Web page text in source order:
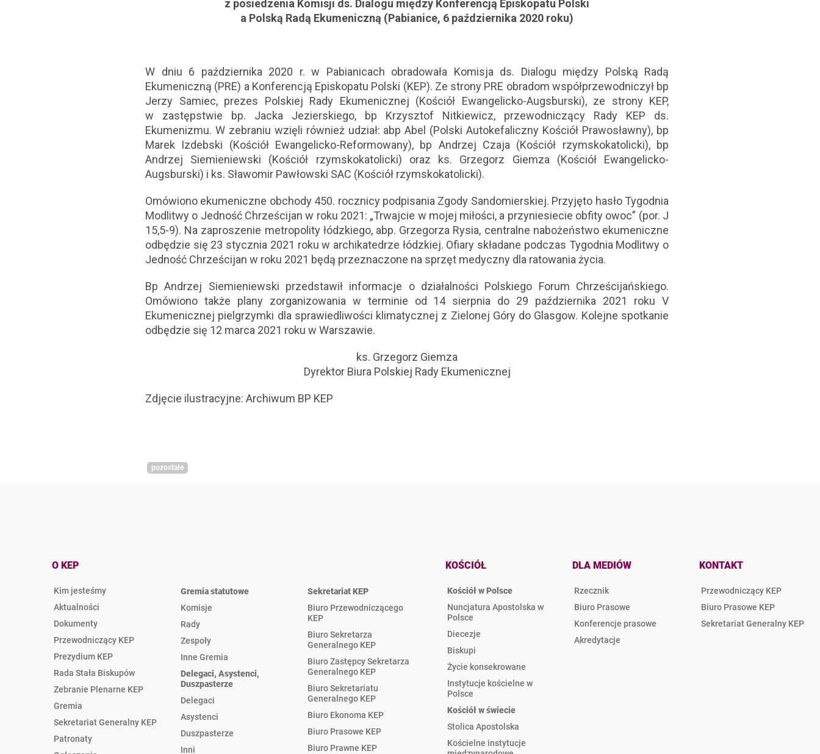
z posiedzenia Komisji ds. Dialogu między Konferencją Episkopatu Polski
a Polską Radą Ekumeniczną (Pabianice, 6 października 2020 roku)
W dniu 6 października 2020 r. w Pabianicach obradowała Komisja ds. Dialogu między Polską Radą
Ekumeniczną (PRE) a Konferencją Episkopatu Polski (KEP). Ze strony PRE obradom współprzewodniczył bp
Jerzy Samiec, prezes Polskiej Rady Ekumenicznej (Kościół Ewangelicko-Augsburski), ze strony KEP,
w zastępstwie bp. Jacka Jezierskiego, bp Krzysztof Nitkiewicz, przewodniczący Rady KEP ds.
Ekumenizmu. W zebraniu wzięli również udział: abp Abel (Polski Autokefaliczny Kościół Prawosławny), bp
Marek Izdebski (Kościół Ewangelicko-Reformowany), bp Andrzej Czaja (Kościół rzymskokatolicki), bp
Andrzej Siemieniewski (Kościół rzymskokatolicki) oraz ks. Grzegorz Giemza (Kościół Ewangelicko-
Augsburski) i ks. Sławomir Pawłowski SAC (Kościół rzymskokatolicki).
Omówiono ekumeniczne obchody 450. rocznicy podpisania Zgody Sandomierskiej. Przyjęto hasło Tygodnia
Modlitwy o Jedność Chrześcijan w roku 2021: „Trwajcie w mojej miłości, a przyniesiecie obfity owoc” (por. J
15,5-9). Na zaproszenie metropolity łódzkiego, abp. Grzegorza Rysia, centralne nabożeństwo ekumeniczne
odbędzie się 23 stycznia 2021 roku w archikatedrze łódzkiej. Ofiary składane podczas Tygodnia Modlitwy o
Jedność Chrześcijan w roku 2021 będą przeznaczone na sprzęt medyczny dla ratowania życia.
Bp Andrzej Siemieniewski przedstawił informacje o działalności Polskiego Forum Chrześcijańskiego.
Omówiono także plany zorganizowania w terminie od 14 sierpnia do 29 października 2021 roku V
Ekumenicznej pielgrzymki dla sprawiedliwości klimatycznej z Zielonej Góry do Glasgow. Kolejne spotkanie
odbędzie się 12 marca 2021 roku w Warszawie.
ks. Grzegorz Giemza
Dyrektor Biura Polskiej Rady Ekumenicznej
Zdjęcie ilustracyjne: Archiwum BP KEP
pozostałe
O KEP
Kim jesteśmy
Aktualności
Dokumenty
Przewodniczący KEP
Prezydium KEP
Rada Stała Biskupów
Zebranie Plenarne KEP
Gremia
Sekretariat Generalny KEP
Patronaty
Gremia statutowe
Komisje
Rady
Zespoły
Inne Gremia
Delegaci, Asystenci,
Duszpasterze
Delegaci
Asystenci
Duszpasterze
Inni
Sekretariat KEP
Biuro Przewodniczącego
KEP
Biuro Sekretarza
Generalnego KEP
Biuro Zastępcy Sekretarza
Generalnego KEP
Biuro Sekretariatu
Generalnego KEP
Biuro Ekonoma KEP
Biuro Prasowe KEP
Biuro Prawne KEP
KOŚCIÓŁ
Kościół w Polsce
Nuncjatura Apostolska w
Polsce
Diecezje
Biskupi
Życie konsekrowane
Instytucje kościelne w
Polsce
Kościół w świecie
Stolica Apostolska
Kościelne instytucje
DLA MEDIÓW
Rzecznik
Biuro Prasowe
Konferencje prasowe
Akredytacje
KONTAKT
Przewodniczący KEP
Biuro Prasowe KEP
Sekretariat Generalny KEP